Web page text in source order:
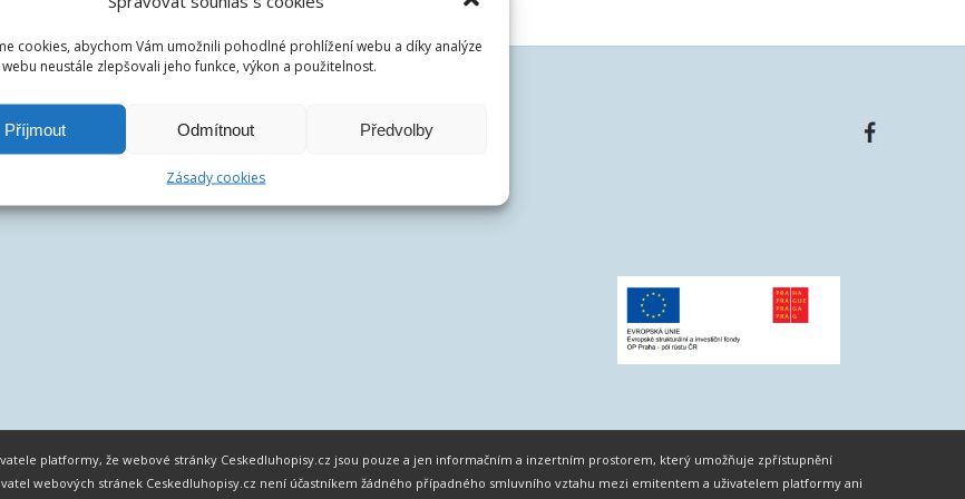
cookies, abychom Vám umožnili pohodlné prohlížení webu a díky analýze
neustále zlepšovali jeho funkce, výkon a použitelnost.
Příjmout Odmítnout Předvolby
Zásady cookies
platformy, že webové stránky Ceskedluhopisy.cz jsou pouze a jen informačním a inzertním prostorem, který umožňuje zpřístupnění
webových stránek Ceskedluhopisy.cz není účastníkem žádného případného smluvního vztahu mezi emitentem a uživatelem platformy ani